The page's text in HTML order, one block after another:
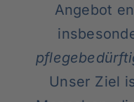
Über unsAngebot
Unser Ziel